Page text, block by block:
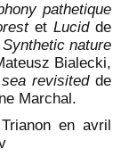
pathetique
et Lucidde
Synthetic nature
Bialecki,
revisitedde
Marchal.
en avril